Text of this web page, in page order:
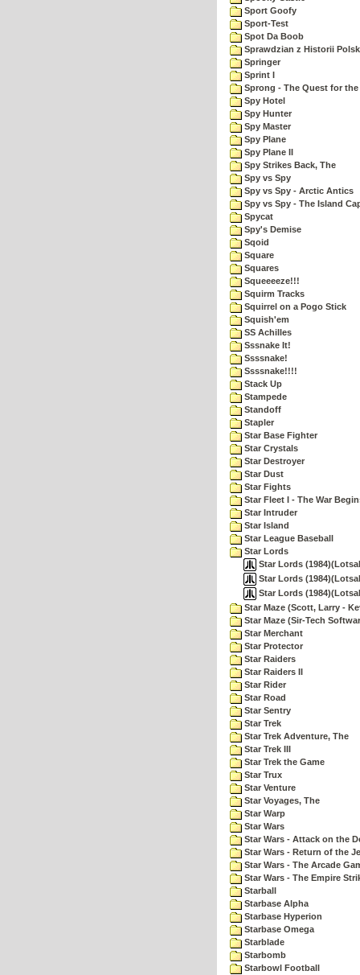
Sport Goofy
Sport-Test
Spot Da Boob
Sprawdzian z Historii
Springer
Sprint I
Sprong - The Quest for
Spy Hotel
Spy Hunter
Spy Master
Spy Plane
Spy Plane II
Spy Strikes Back, The
Spy vs Spy
Spy vs Spy - Arctic Antics
Spy vs Spy - The Island
Spycat
Spy's Demise
Sqoid
Square
Squares
Squeeeeze!!!
Squirm Tracks
Squirrel on a Pogo Stick
Squish'em
SS Achilles
Sssnake It!
Ssssnake!
Ssssnake!!!!
Stack Up
Stampede
Standoff
Stapler
Star Base Fighter
Star Crystals
Star Destroyer
Star Dust
Star Fights
Star Fleet I - The War
Star Intruder
Star Island
Star League Baseball
Star Lords
Star Lords
Star Lords
Star Lords
Star Maze (Scott, Larry -
Star Maze (Sir-Tech
Star Merchant
Star Protector
Star Raiders
Star Raiders II
Star Rider
Star Road
Star Sentry
Star Trek
Star Trek Adventure, The
Star Trek III
Star Trek the Game
Star Trux
Star Venture
Star Voyages, The
Star Warp
Star Wars
Star Wars - Attack on the
Star Wars - Return of the
Star Wars - The Arcade
Star Wars - The Empire
Starball
Starbase Alpha
Starbase Hyperion
Starbase Omega
Starblade
Starbomb
Starbowl Football